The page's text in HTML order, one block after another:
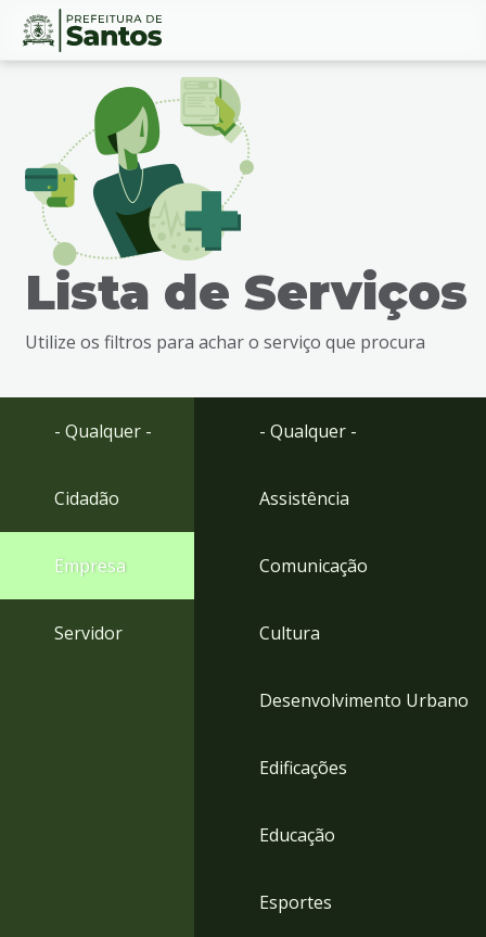
Ir
busca
Ir
Conteúdo
Lista de Serviços
Utilize os filtros para achar o serviço que procura
- Qualquer -
Cidadão
Empresa
Servidor
- Qualquer -
Assistência
Comunicação
Cultura
Desenvolvimento Urbano
Edificações
Educação
Esportes